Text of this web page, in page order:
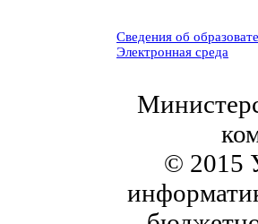
Сведения об
Электронная среда
© 2015